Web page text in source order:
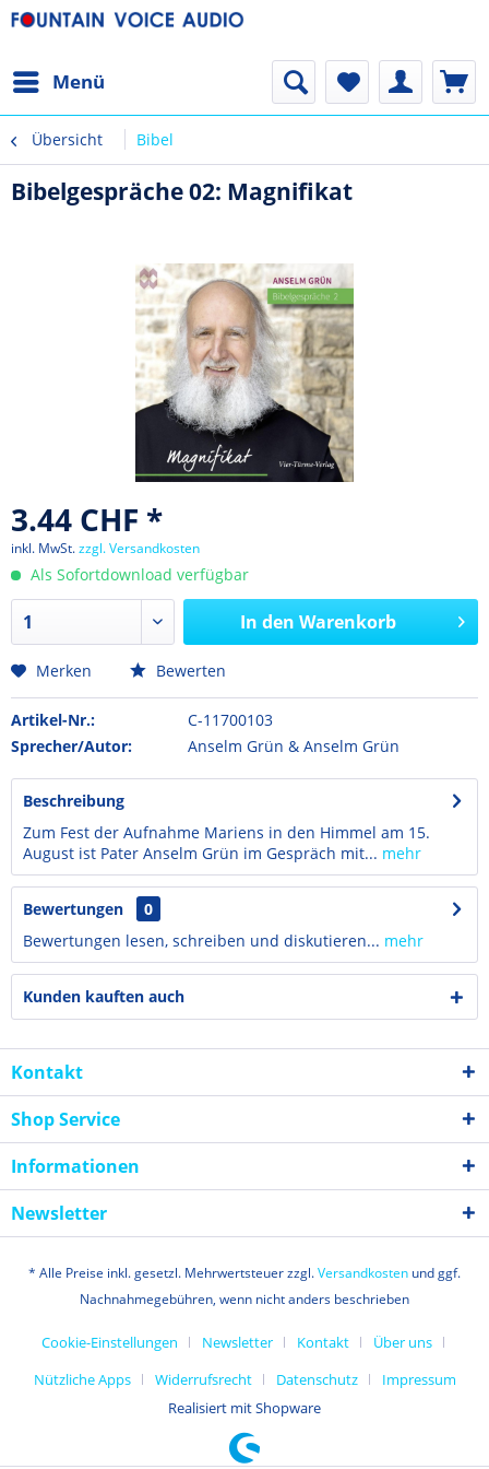
Menü
Übersicht Bibel
Bibelgespräche 02: Magnifikat
3.44 CHF *
inkl. MwSt.zzgl. Versandkosten
Als Sofortdownload verfügbar
In den Warenkorb
Merken Bewerten
Artikel-Nr.:
C-11700103
Sprecher/Autor:
Anselm Grün & Anselm Grün
Beschreibung
Zum Fest der Aufnahme Mariens in den Himmel am 15.
August ist Pater Anselm Grün im Gespräch mit... mehr
Bewertungen
0
Bewertungen lesen, schreiben und diskutieren... mehr
Kunden kauften auch
Kontakt
Shop Service
Informationen
Newsletter
* Alle Preise inkl. gesetzl. Mehrwertsteuer zzgl.Versandkosten und ggf.
Nachnahmegebühren, wenn nicht anders beschrieben
Cookie-Einstellungen Newsletter Kontakt
Über uns
Nützliche Apps
Widerrufsrecht Datenschutz
Impressum
Realisiert mit Shopware